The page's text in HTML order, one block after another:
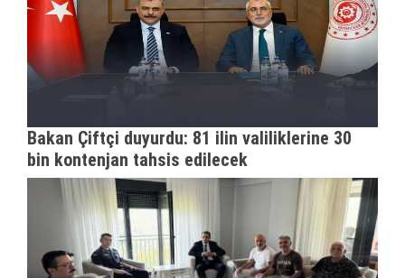
Bakan Çiftçi duyurdu: 81 ilin valiliklerine 30
bin kontenjan tahsis edilecek